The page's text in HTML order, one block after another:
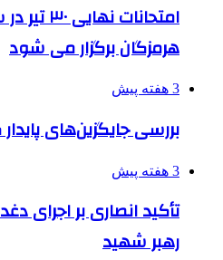
امتحانات
هرمزگان برگزار می شود
3 هفته پیش
بررسی جایگزین‌های
3 هفته پیش
تأکید انصاری بر اجرای
رهبر شهید